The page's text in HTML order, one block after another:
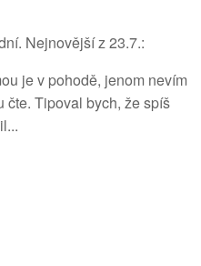
Nejnovější z 23.7.:
je v pohodě, jenom nevím
čte. Tipoval bych, že spíš